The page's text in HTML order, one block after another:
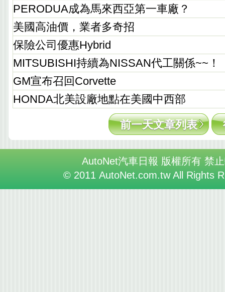
PERODUA成為馬來西亞第一車廠？
美國高油價，業者多奇招
保險公司優惠Hybrid
MITSUBISHI持續為NISSAN代工關係~~！
GM宣布召回Corvette
HONDA北美設廠地點在美國中西部
前一天文章列表
AutoNet汽車日報 版權所有 禁
© 2011 AutoNet.com.tw All Rights